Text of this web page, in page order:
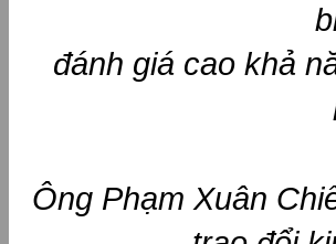
đánh giá cao khả
Ông Phạm Xuân